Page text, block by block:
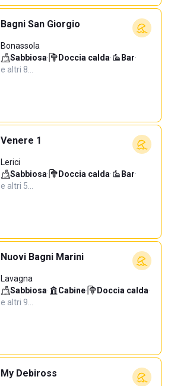
Bagni San Giorgio
Bonassola
Sabbiosa· Doccia calda· Bar·
e altri 8…
Venere 1
Lerici
Sabbiosa· Doccia calda· Bar·
e altri 5…
Nuovi Bagni Marini
Lavagna
Sabbiosa· Cabine· Doccia calda·
e altri 9…
My Debiross